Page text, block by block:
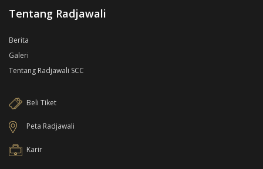
Tentang Radjawali
Berita
Galeri
Tentang Radjawali SCC
Beli Tiket
Peta Radjawali
Karir